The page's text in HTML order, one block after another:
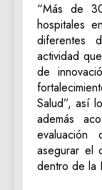
“Más de
hospitales
diferentes
actividad
de
Salud”, así
además
asegurar el
dentro de la